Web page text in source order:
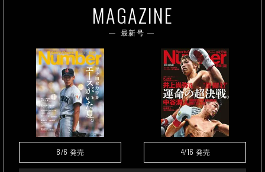
MAGAZINE
最新号
8/6 発売 4/16 発売